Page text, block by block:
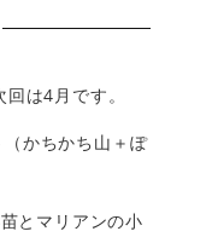
は4月です。
かちかち山＋ぽ
とマリアンの小